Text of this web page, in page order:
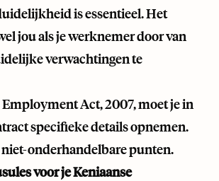
is essentieel. Het
jou als je werknemer door van
verwachtingen te
Employment Act, 2007, moet je in
specifieke details opnemen.
niet-onderhandelbare punten.
voor je Keniaanse